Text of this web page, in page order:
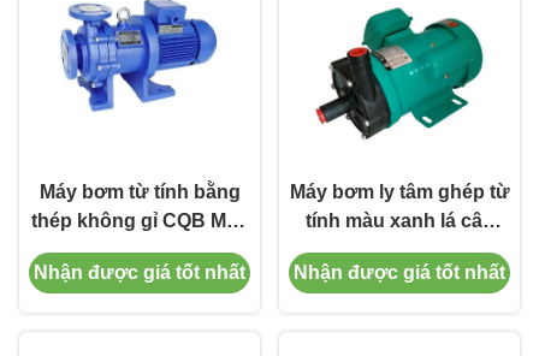
Máy bơm từ tính bằng
thép không gỉ CQB Máy
bơm ly tâm kháng hóa
chất
Nhận được giá tốt nhất
Máy bơm ly tâm ghép từ
tính màu xanh lá cây
110V 240V MP20-120RN
Nhận được giá tốt nhất